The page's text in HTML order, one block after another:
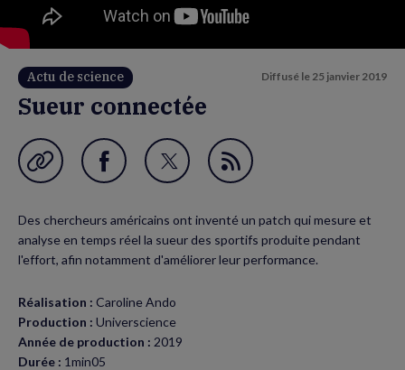
Actu de science Diffusé le 25 janvier 2019
Sueur connectée
Garder en favori
Partager
Facebook
(nouvelle
Partager
Twitter
(nouvelle
Flux
Des chercheurs américains ont inventé un patch qui mesure et
analyse en temps réel la sueur des sportifs produite pendant
l'effort, afin notamment d'améliorer leur performance.
Réalisation : Caroline Ando
Production : Universcience
Année de production : 2019
Durée : 1min05